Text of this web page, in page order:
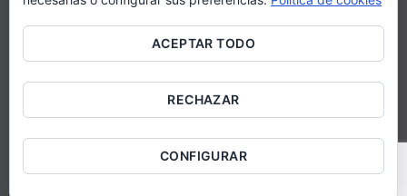
On
Delivery
Copyright 2026 ©Comuniter Editorial
ACEPTAR TODO
RECHAZAR
CONFIGURAR